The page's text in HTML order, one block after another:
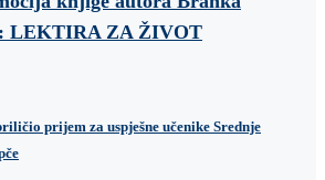
LEKTIRA ZA ŽIVOT
prijem za uspješne učenike Srednje